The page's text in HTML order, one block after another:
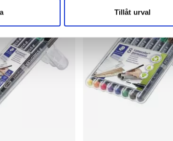
för att anpassa innehållet och
vår trafik. Vi vidarebefordrar även sådana
annons- och analysföretag som vi samarbetar
som du har tillhandahållit eller som de har
Tillåt urval